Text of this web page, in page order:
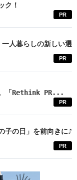
ク！
PR
人暮らしの新しい選
PR
。「Rethink PR...
PR
子の日」を前向きに♪
PR